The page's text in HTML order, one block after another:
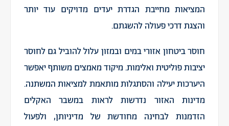
המציאות מחייבת הגדרת יעדים מדויקים עוד יותר
והצגת דרכי פעולה להשגתם.
חוסר ביטחון אזורי במים ובמזון עלול להוביל גם לחוסר
יציבות פוליטית ואלימות. מיקוד מאמצים משותף יאפשר
היערכות יעילה והסתגלות מותאמת למציאות המשתנה.
מדינות האזור נדרשות לראות במשבר האקלים
הזדמנות לבחינה מחודשת של מדיניותן, ולפעול